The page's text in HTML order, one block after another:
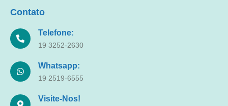
Contato
Telefone:
19 3252-2630
Whatsapp:
19 2519-6555
Visite-Nos!